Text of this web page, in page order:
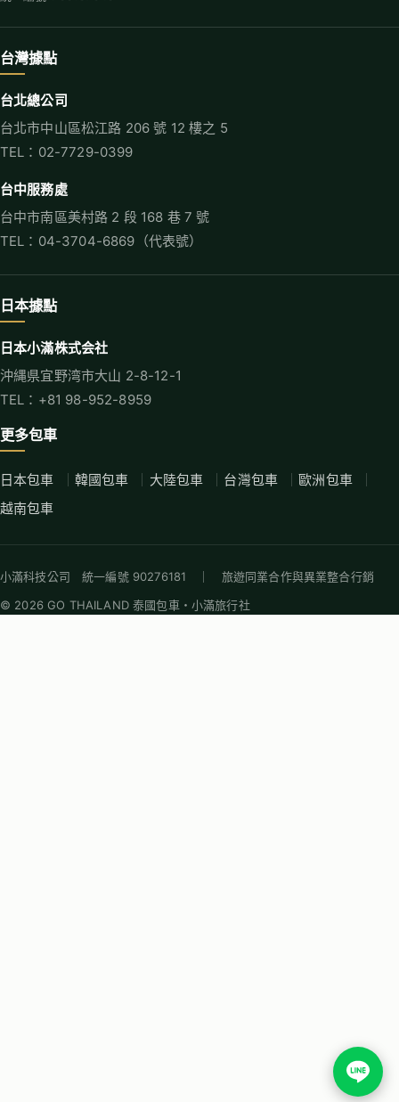
台灣據點
台北總公司
台北市中山區松江路 206 號 12 樓之 5
TEL：02-7729-0399
台中服務處
台中市南區美村路 2 段 168 巷 7 號
TEL：04-3704-6869（代表號）
日本據點
日本小滿株式会社
沖縄県宜野湾市大山 2-8-12-1
TEL：+81 98-952-8959
更多包車
日本包車 韓國包車 大陸包車 台灣包車
歐洲包車
越南包車
小滿科技公司 統一編號 90276181 ｜ 旅遊同業合作與異業整合行銷
© 2026 GO THAILAND 泰國包車・小滿旅行社